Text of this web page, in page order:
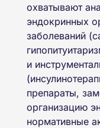
охватывают
эндокринных
заболеваний
и
препараты,
организацию
нормативные